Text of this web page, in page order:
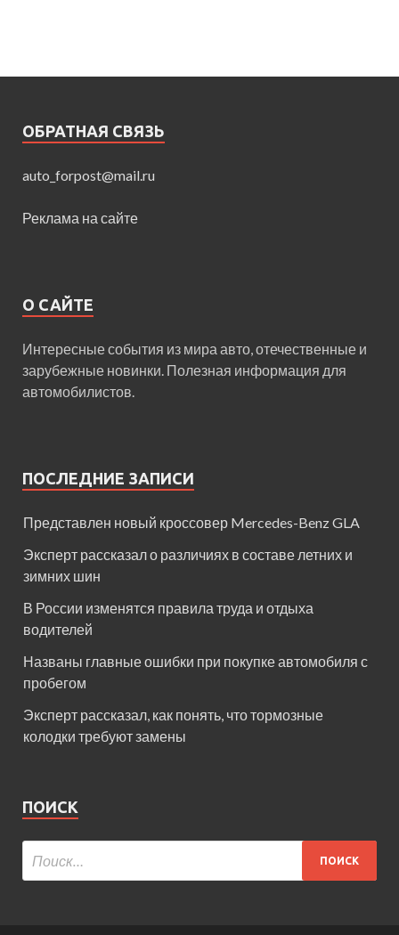
ОБРАТНАЯ СВЯЗЬ
auto_forpost@mail.ru
Реклама на сайте
О САЙТЕ
Интересные события из мира авто, отечественные и
зарубежные новинки. Полезная информация для
автомобилистов.
ПОСЛЕДНИЕ ЗАПИСИ
Представлен новый кроссовер Mercedes-Benz GLA
Эксперт рассказал о различиях в составе летних и
зимних шин
В России изменятся правила труда и отдыха
водителей
Названы главные ошибки при покупке автомобиля с
пробегом
Эксперт рассказал, как понять, что тормозные
колодки требуют замены
ПОИСК